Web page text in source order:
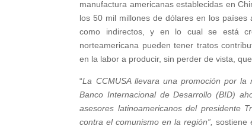
manufactura americanas establecidas en
los 50 mil millones de dólares en los
como indirectos, y en lo cual se está
norteamericana pueden tener tratos
en la labor a producir, sin perder de vista,
“La CCMUSA llevara una promoción por
Banco Internacional de Desarrollo (BID)
asesores latinoamericanos del presidente
contra el comunismo en la región”, sostiene